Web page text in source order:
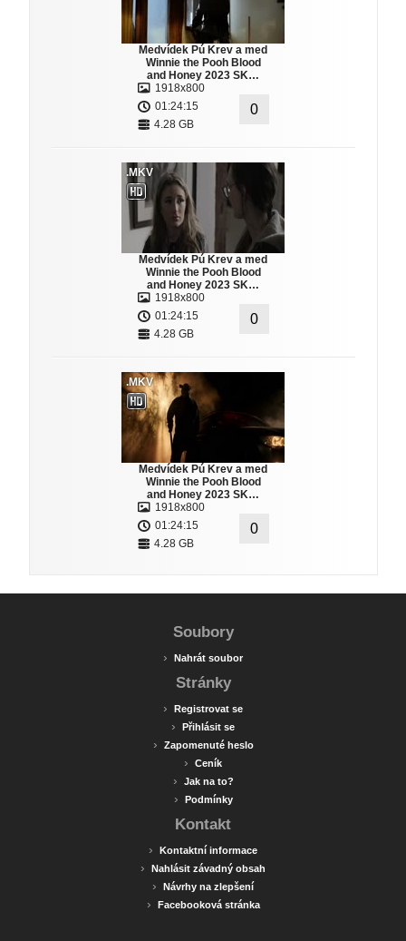
Medvídek Pú Krev a med
Winnie the Pooh Blood
and Honey 2023 SK…
1918x800
01:24:15
4.28 GB
0
.MKV
Medvídek Pú Krev a med
Winnie the Pooh Blood
and Honey 2023 SK…
1918x800
01:24:15
4.28 GB
0
.MKV
Medvídek Pú Krev a med
Winnie the Pooh Blood
and Honey 2023 SK…
1918x800
01:24:15
4.28 GB
0
Soubory
› Nahrát soubor
Stránky
› Registrovat se
› Přihlásit se
› Zapomenuté heslo
› Ceník
› Jak na to?
› Podmínky
Kontakt
› Kontaktní informace
› Nahlásit závadný obsah
› Návrhy na zlepšení
› Facebooková stránka